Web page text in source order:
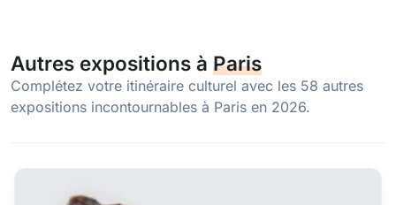
Autres expositions à Paris
Complétez votre itinéraire culturel avec les 58 autres
expositions incontournables à Paris en 2026.